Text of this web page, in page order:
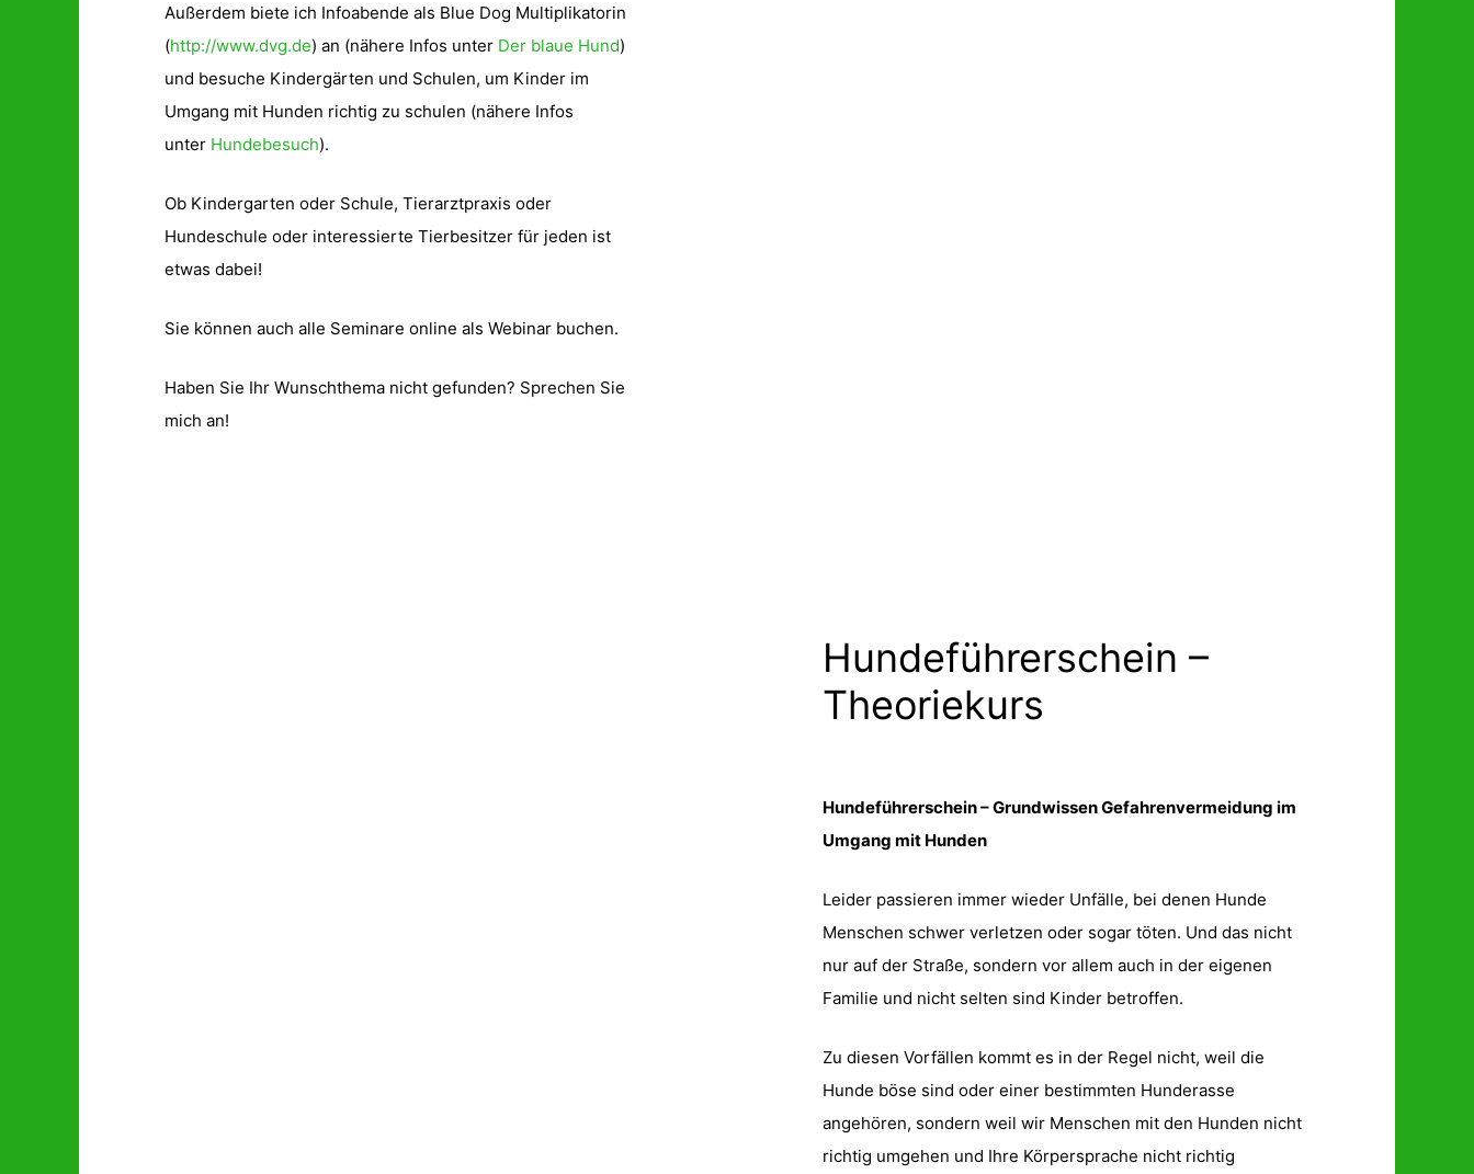
Außerdem biete ich Infoabende als Blue Dog Multiplikatorin
(http://www.dvg.de) an (nähere Infos unter Der blaue Hund)
und besuche Kindergärten und Schulen, um Kinder im
Umgang mit Hunden richtig zu schulen (nähere Infos
unter Hundebesuch).
Ob Kindergarten oder Schule, Tierarztpraxis oder
Hundeschule oder interessierte Tierbesitzer für jeden ist
etwas dabei!
Sie können auch alle Seminare online als Webinar buchen.
Haben Sie Ihr Wunschthema nicht gefunden? Sprechen Sie
mich an!
Hundeführerschein –
Theoriekurs
Hundeführerschein – Grundwissen Gefahrenvermeidung im
Umgang mit Hunden
Leider passieren immer wieder Unfälle, bei denen Hunde
Menschen schwer verletzen oder sogar töten. Und das nicht
nur auf der Straße, sondern vor allem auch in der eigenen
Familie und nicht selten sind Kinder betroffen.
Zu diesen Vorfällen kommt es in der Regel nicht, weil die
Hunde böse sind oder einer bestimmten Hunderasse
angehören, sondern weil wir Menschen mit den Hunden nicht
richtig umgehen und Ihre Körpersprache nicht richtig